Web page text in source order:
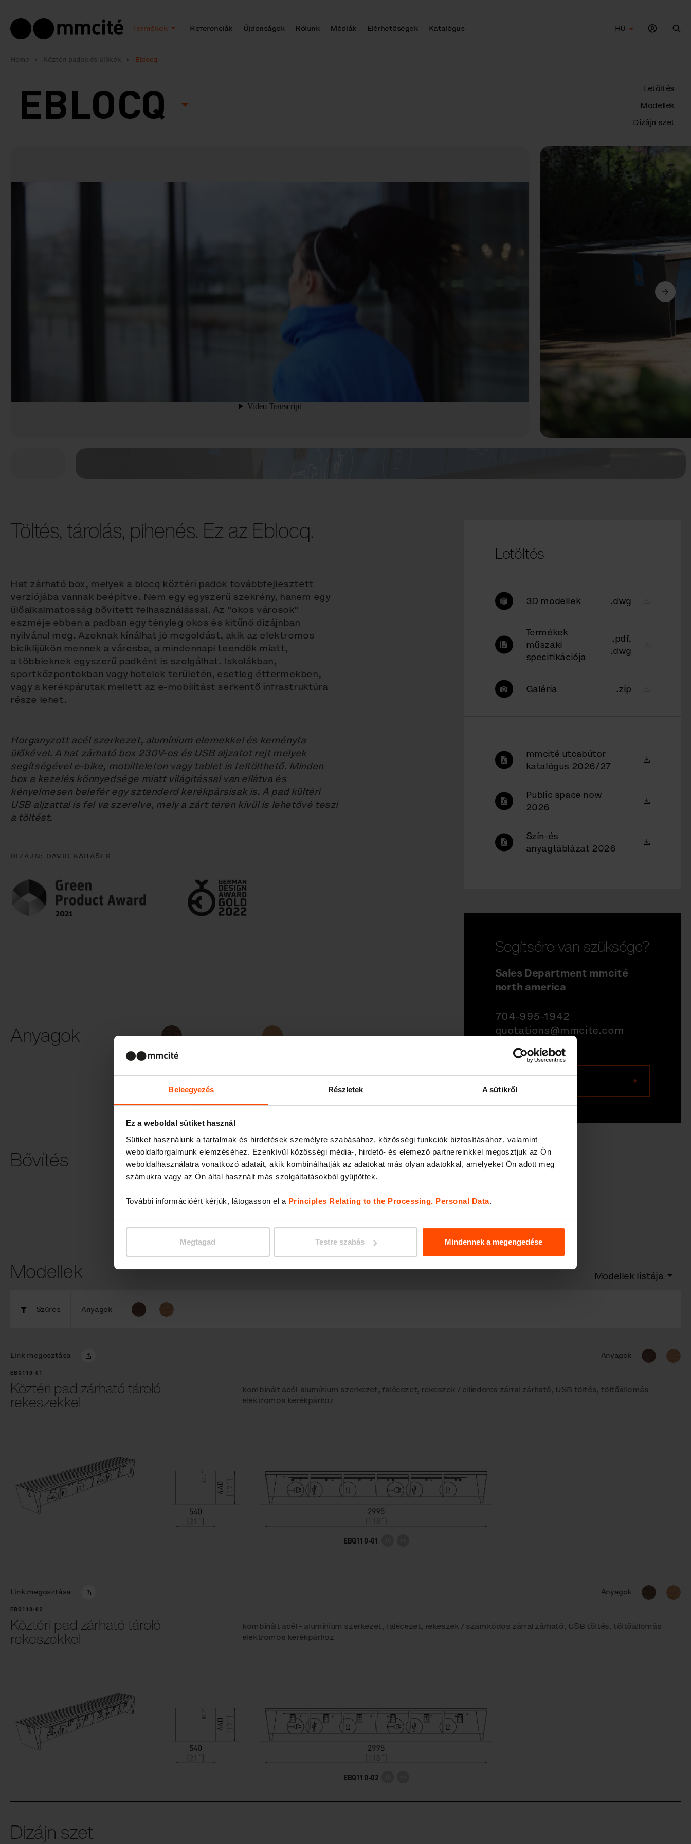
Beleegyezés Részletek A sütikről
Ez a weboldal sütiket használ
Sütiket használunk a tartalmak és hirdetések személyre szabásához, közösségi funkciók biztosításához, valamint
weboldalforgalmunk elemzéséhez. Ezenkívül közösségi média-, hirdető- és elemező partnereinkkel megosztjuk az Ön
weboldalhasználatra vonatkozó adatait, akik kombinálhatják az adatokat más olyan adatokkal, amelyeket Ön adott meg
számukra vagy az Ön által használt más szolgáltatásokból gyűjtöttek.
További információért kérjük, látogasson el a Principles Relating to the Processing. Personal Data.
Megtagad Testre szabás Mindennek a megengedése
Termékek Referenciák Újdonságok Rólunk Médiák Elérhetőségek Katalógus
HU
Home Köztéri padok és ülőkék Eblocq
EBLOCQ
Letöltés
Modellek
Dizájn szet
Töltés, tárolás, pihenés. Ez az Eblocq.
Hat zárható box, melyek a blocq köztéri padok továbbfejlesztett
verziójába vannak beépítve. Nem egy egyszerű szekrény, hanem egy
ülőalkalmatosság bővített felhasználással. Az "okos városok"
eszméje ebben a padban egy tényleg okos és kitűnő dizájnban
nyilvánul meg. Azoknak kínálhat jó megoldást, akik az elektromos
biciklijükön mennek a városba, a mindennapi teendők miatt,
a többieknek egyszerű padként is szolgálhat. Iskolákban,
sportközpontokban vagy hotelek területén, esetleg éttermekben,
vagy a kerékpárutak mellett az e‑mobilitást serkentő infrastruktúra
része lehet.
Horganyzott acél szerkezet, alumínium elemekkel és keményfa
ülőkével. A hat zárható box 230V-os és USB aljzatot rejt melyek
segítségével e‑bike, mobiltelefon vagy tablet is feltölthető. Minden
box a kezelés könnyedsége miatt világítással van ellátva és
kényelmesen belefér egy sztenderd kerékpársisak is. A pad kültéri
USB aljzattal is fel va szerelve, mely a zárt téren kívül is lehetővé teszi
a töltést.
DIZÁJN: DAVID KARÁSEK
Anyagok
Termofa
Bővítés
eBike töltés USB töltés
Letöltés
3D modellek .dwg
Termékek
műszaki
specifikációja
.pdf,
.dwg
Galéria .zip
mmcité utcabútor
katalógus 2026/27
Public space now
2026
Szín-és
anyagtáblázat 2026
Segítsére van szüksége?
Sales Department mmcité
north america
704-995-1942
quotations@mmcite.com
Modellek Modellek listája
Szűrés Anyagok
Link megosztása Anyagok
EBQ110-01
Köztéri pad zárható tároló
rekeszekkel
kombinált acél-alumínium szerkezet, falécezet, rekeszek / cilinderes zárral zárható, USB töltés, töltőállomás
elektromos kerékpárhoz
EBQ110-01
Link megosztása Anyagok
EBQ110-02
Köztéri pad zárható tároló
rekeszekkel
kombinált acél - alumínium szerkezet, falécezet, rekeszek / számkódos zárral zárható, USB töltés, töltőállomás
elektromos kerékpárhoz
EBQ110-02
Dizájn szet